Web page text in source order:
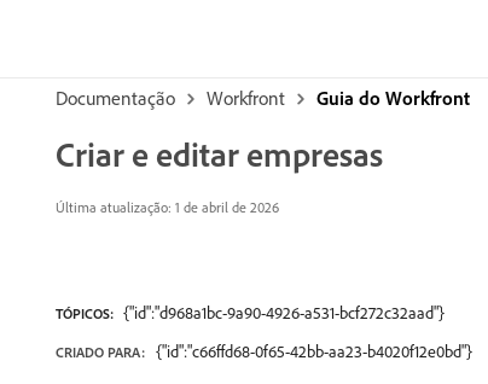
Documentação Workfront Guia do Workfront
Criar e editar empresas
Última atualização: 1 de abril de 2026
TÓPICOS: {"id":"d968a1bc-9a90-4926-a531-bcf272c32aad"}
CRIADO PARA: {"id":"c66ffd68-0f65-42bb-aa23-b4020f12e0bd"}